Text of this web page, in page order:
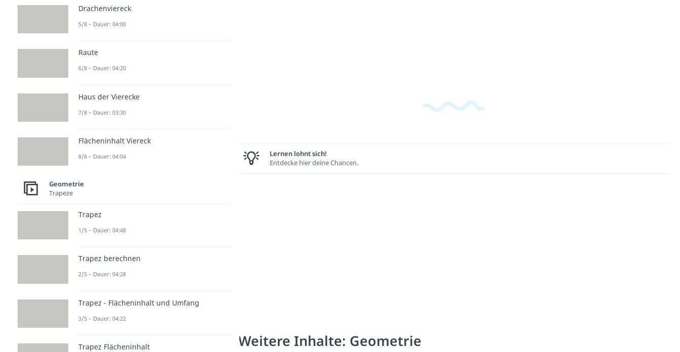
Lernen lohnt sich!
Entdecke hier deine Chancen.
Weitere Inhalte: Geometrie
Drachenviereck
5/8 – Dauer: 04:00
Raute
6/8 – Dauer: 04:20
Haus der Vierecke
7/8 – Dauer: 03:30
Flächeninhalt Viereck
8/8 – Dauer: 04:04
Geometrie
Trapeze
Trapez
1/5 – Dauer: 04:48
Trapez berechnen
2/5 – Dauer: 04:28
Trapez - Flächeninhalt und Umfang
3/5 – Dauer: 04:22
Trapez Flächeninhalt